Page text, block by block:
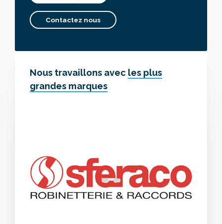
Contactez nous
Nous travaillons avec les plus
grandes marques